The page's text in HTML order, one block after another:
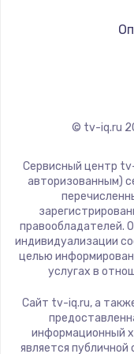
© tv-iq.ru
Сервисный центр
авторизованным)
правообладателей.
индивидуализации
целью
услугах в
Сайт tv-iq.ru, а
информационный
является